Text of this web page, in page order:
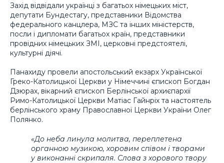
Захід відвідали українці з багатьох німецьких міст,
депутати Бундестагу, представники Відомства
федерального канцлера, МЗС та інших міністерств,
посли і дипломати багатьох країн, представники
провідних німецьких ЗМІ, церковні предстоятелі,
культурні діячі.
Панахиду провели апостольський екзарх Української
Греко-Католицької Церкви у Німеччині єпископ Богдан
Дзюрах, вікарний єпископ Берлінської архиєпархії
Римо-Католицької Церкви Матіас Гайнріх та настоятель
берлінського храму Православної Церкви України Олег
Полянко.
«До неба линула молитва, переплетена
органною музикою, хоровим співом і творами
у виконанні скрипаля. Слова з хорового твору